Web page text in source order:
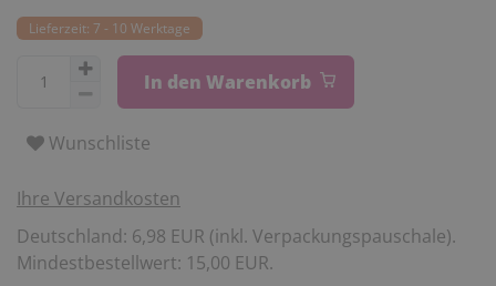
Lieferzeit: 7 - 10 Werktage
In den Warenkorb
Wunschliste
Ihre Versandkosten
Deutschland: 6,98 EUR (inkl. Verpackungspauschale).
Mindestbestellwert: 15,00 EUR.